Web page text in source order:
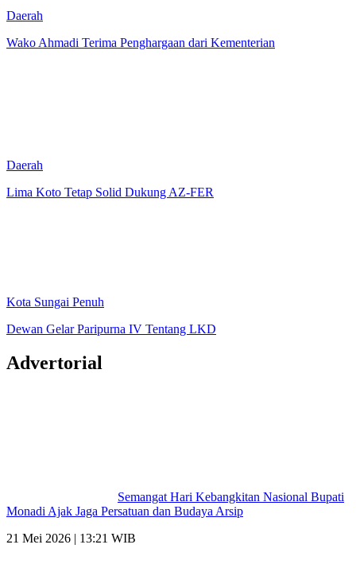
Daerah
Wako Ahmadi Terima Penghargaan dari Kementerian
Daerah
Lima Koto Tetap Solid Dukung AZ-FER
Kota Sungai Penuh
Dewan Gelar Paripurna IV Tentang LKD
Advertorial
Semangat Hari Kebangkitan Nasional Bupati
Monadi Ajak Jaga Persatuan dan Budaya Arsip
21 Mei 2026 | 13:21 WIB